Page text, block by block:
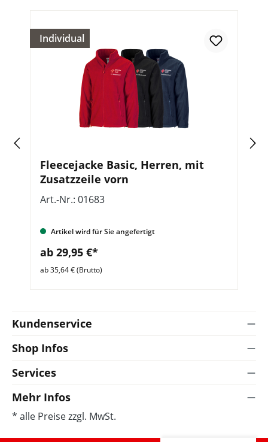
Individual
Fleecejacke Basic, Herren, mit
Zusatzzeile vorn
Art.-Nr.: 01683
Artikel wird für Sie angefertigt
ab 29,95 €*
ab 35,64 € (Brutto)
Kundenservice
Shop Infos
Services
Mehr Infos
* alle Preise zzgl. MwSt.